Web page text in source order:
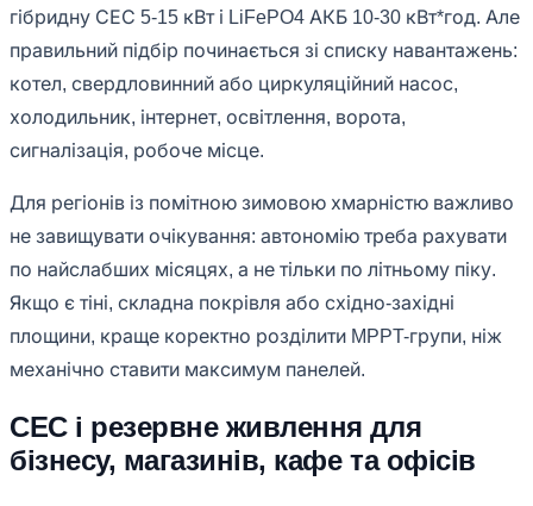
гібридну СЕС 5-15 кВт і LiFePO4 АКБ 10-30 кВт*год. Але
правильний підбір починається зі списку навантажень:
котел, свердловинний або циркуляційний насос,
холодильник, інтернет, освітлення, ворота,
сигналізація, робоче місце.
Для регіонів із помітною зимовою хмарністю важливо
не завищувати очікування: автономію треба рахувати
по найслабших місяцях, а не тільки по літньому піку.
Якщо є тіні, складна покрівля або східно-західні
площини, краще коректно розділити MPPT-групи, ніж
механічно ставити максимум панелей.
СЕС і резервне живлення для
бізнесу, магазинів, кафе та офісів